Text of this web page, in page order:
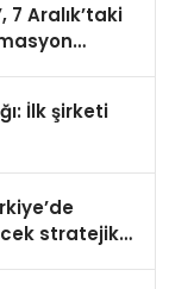
7 Aralık’taki
İlk şirketi
stratejik